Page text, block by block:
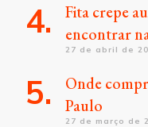
Fita crepe
encontrar
27 de abril de
Onde
Paulo
27 de março de